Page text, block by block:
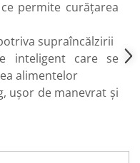
permite curățarea
supraîncălzirii
care se
alimentelor
ușor de manevrat și